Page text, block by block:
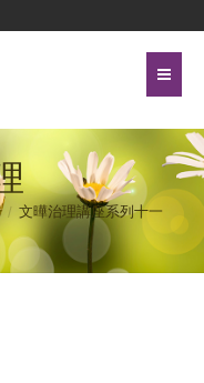
線
係
們
圖
文曄治理講座系列十一